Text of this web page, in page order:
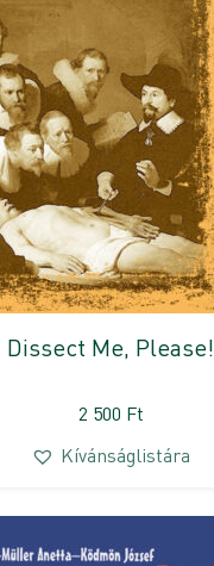
Dissect Me, Please!
2 500 Ft
Kívánságlistára